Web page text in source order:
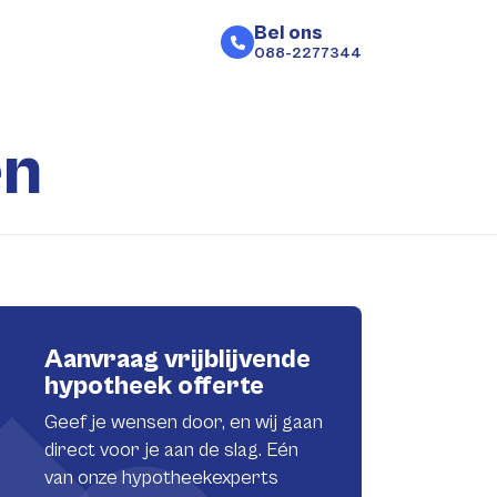
Bel ons
088-2277344
Aanvraag vrijblijvende
hypotheek offerte
Geef je wensen door, en wij gaan
direct voor je aan de slag. Eén
van onze hypotheekexperts